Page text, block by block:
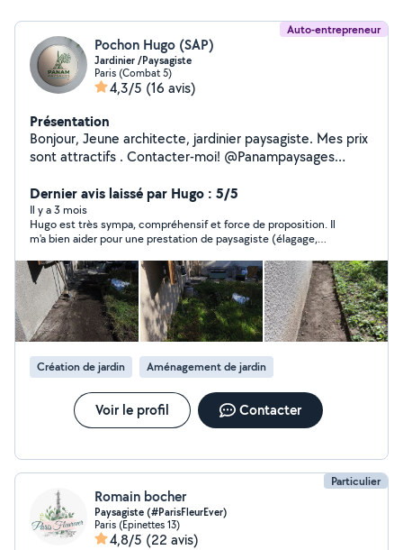
Auto-entrepreneur
Pochon Hugo (SAP)
Jardinier /Paysagiste
Paris (Combat 5)
4,3/5 (16 avis)
Présentation
Bonjour, Jeune architecte, jardinier paysagiste. Mes prix
sont attractifs . Contacter-moi! @Panampaysages
Dernier avis laissé par Hugo : 5/5
Il y a 3 mois
Hugo est très sympa, compréhensif et force de proposition. Il
m'a bien aider pour une prestation de paysagiste (élagage,
Création de jardin Aménagement de jardin
Voir le profil Contacter
Particulier
Romain bocher
Paysagiste (#ParisFleurEver)
Paris (Epinettes 13)
4,8/5 (22 avis)